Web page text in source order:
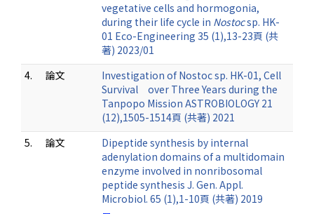
vegetative cells and hormogonia,
during their life cycle in Nostocsp. HK-
01 Eco-Engineering 35 (1),13-23頁 (共
著) 2023/01
4.
論文
Investigation of Nostoc sp. HK-01, Cell
Survival over Three Years during the
Tanpopo Mission ASTROBIOLOGY 21
(12),1505-1514頁 (共著) 2021
5.
論文
Dipeptide synthesis by internal
adenylation domains of a multidomain
enzyme involved in nonribosomal
peptide synthesis J. Gen. Appl.
Microbiol. 65 (1),1-10頁 (共著) 2019